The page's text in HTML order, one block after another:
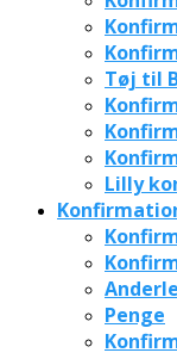
Tøj til
Lilly
Penge